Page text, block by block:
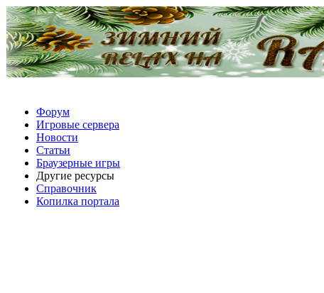
Форум
Игровые сервера
Новости
Статьи
Браузерные игры
Другие ресурсы
Справочник
Копилка портала